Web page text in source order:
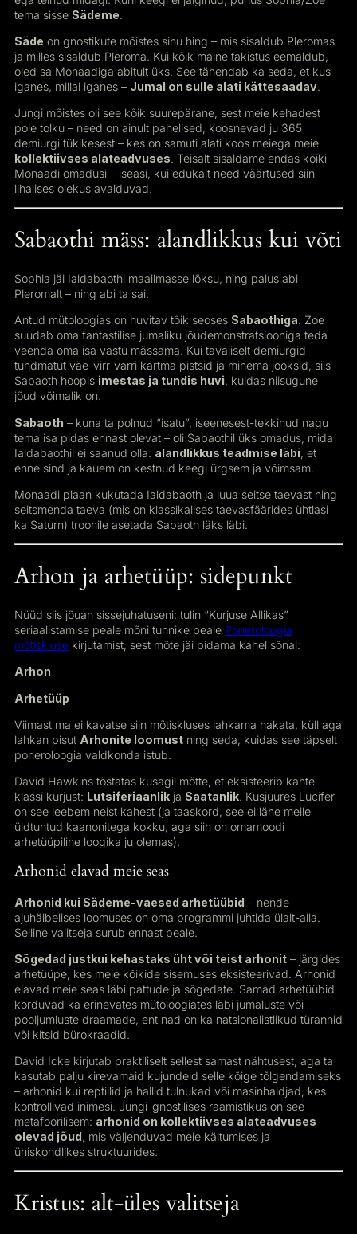
tema sisse Sädeme.
Säde on gnostikute mõistes sinu hing – mis sisaldub Pleromas
ja milles sisaldub Pleroma. Kui kõik maine takistus eemaldub,
oled sa Monaadiga abitult üks. See tähendab ka seda, et kus
iganes, millal iganes – Jumal on sulle alati kättesaadav.
Jungi mõistes oli see kõik suurepärane, sest meie kehadest
pole tolku – need on ainult pahelised, koosnevad ju 365
demiurgi tükikesest – kes on samuti alati koos meiega meie
kollektiivses alateadvuses. Teisalt sisaldame endas kõiki
Monaadi omadusi – iseasi, kui edukalt need väärtused siin
lihalises olekus avalduvad.
Sabaothi mäss: alandlikkus kui võti
Sophia jäi Ialdabaothi maailmasse lõksu, ning palus abi
Pleromalt – ning abi ta sai.
Antud mütoloogias on huvitav tõik seoses Sabaothiga. Zoe
suudab oma fantastilise jumaliku jõudemonstratsiooniga teda
veenda oma isa vastu mässama. Kui tavaliselt demiurgid
tundmatut väe-virr-varri kartma pistsid ja minema jooksid, siis
Sabaoth hoopis imestas ja tundis huvi, kuidas niisugune
jõud võimalik on.
Sabaoth – kuna ta polnud “isatu”, iseenesest-tekkinud nagu
tema isa pidas ennast olevat – oli Sabaothil üks omadus, mida
Ialdabaothil ei saanud olla: alandlikkus teadmise läbi, et
enne sind ja kauem on kestnud keegi ürgsem ja võimsam.
Monaadi plaan kukutada Ialdabaoth ja luua seitse taevast ning
seitsmenda taeva (mis on klassikalises taevasfäärides ühtlasi
ka Saturn) troonile asetada Sabaoth läks läbi.
Arhon ja arhetüüp: sidepunkt
Nüüd siis jõuan sissejuhatuseni: tulin “Kurjuse Allikas”
seriaalistamise peale mõni tunnike peale Poneroloogia
mõtiskluse kirjutamist, sest mõte jäi pidama kahel sõnal:
Arhon
Arhetüüp
Viimast ma ei kavatse siin mõtiskluses lahkama hakata, küll aga
lahkan pisut Arhonite loomust ning seda, kuidas see täpselt
poneroloogia valdkonda istub.
David Hawkins tõstatas kusagil mõtte, et eksisteerib kahte
klassi kurjust: Lutsiferiaanlik ja Saatanlik. Kusjuures Lucifer
on see leebem neist kahest (ja taaskord, see ei lähe meile
üldtuntud kaanonitega kokku, aga siin on omamoodi
arhetüüpiline loogika ju olemas).
Arhonid elavad meie seas
Arhonid kui Sädeme-vaesed arhetüübid – nende
ajuhälbelises loomuses on oma programmi juhtida ülalt-alla.
Selline valitseja surub ennast peale.
Sõgedad justkui kehastaks üht või teist arhonit – järgides
arhetüüpe, kes meie kõikide sisemuses eksisteerivad. Arhonid
elavad meie seas läbi pattude ja sõgedate. Samad arhetüübid
korduvad ka erinevates mütoloogiates läbi jumaluste või
pooljumluste draamade, ent nad on ka natsionalistlikud türannid
või kitsid bürokraadid.
David Icke kirjutab praktiliselt sellest samast nähtusest, aga ta
kasutab palju kirevamaid kujundeid selle kõige tõlgendamiseks
– arhonid kui reptiilid ja hallid tulnukad või masinhaldjad, kes
kontrollivad inimesi. Jungi-gnostilises raamistikus on see
metafoorilisem: arhonid on kollektiivses alateadvuses
olevad jõud, mis väljenduvad meie käitumises ja
ühiskondlikes struktuurides.
Kristus: alt-üles valitseja